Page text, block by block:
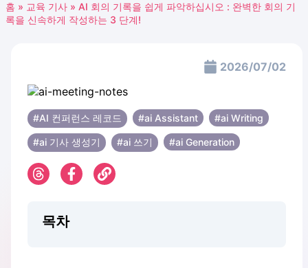
홈 » 교육 기사 » AI 회의 기록을 쉽게 파악하십시오 : 완벽한 회의 기
록을 신속하게 작성하는 3 단계!
2026/07/02
#AI 컨퍼런스 레코드 #ai Assistant #ai Writing
#ai 기사 생성기 #ai 쓰기 #ai Generation
목차